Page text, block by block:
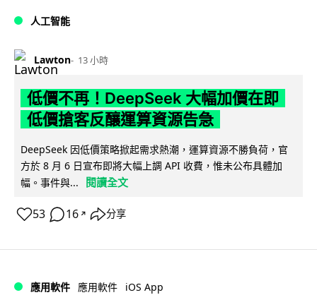
人工智能
Lawton 13 小時
低價不再！DeepSeek 大幅加價在即
低價搶客反釀運算資源告急
DeepSeek 因低價策略掀起需求熱潮，運算資源不勝負荷，官
方於 8 月 6 日宣布即將大幅上調 API 收費，惟未公布具體加
幅。事件與...
閱讀全文
53 16 ↗ 分享
應用軟件 應用軟件 iOS App